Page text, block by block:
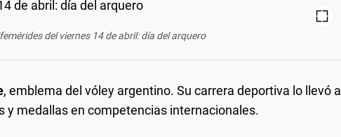
del viernes 14 de abril: día del arquero
, emblema del vóley argentino. Su carrera deportiva lo llevó a
y medallas en competencias internacionales.